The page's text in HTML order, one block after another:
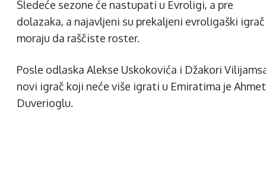
Sledeće sezone će nastupati u Evroligi, a pre
dolazaka, a najavljeni su prekaljeni evroligaški
moraju da raščiste roster.
Posle odlaska Alekse Uskokovića i Džakori
novi igrač koji neće više igrati u Emiratima je Ahmet
Duverioglu.